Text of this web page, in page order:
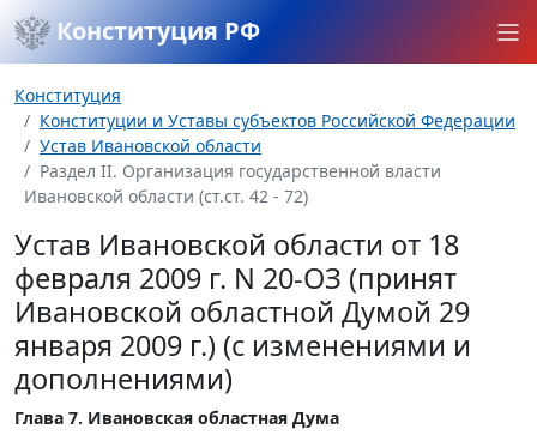
Конституция РФ
Конституция
Конституции и Уставы субъектов Российской Федерации
Устав Ивановской области
Раздел II. Организация государственной власти
Ивановской области (ст.ст. 42 - 72)
Устав Ивановской области от 18
февраля 2009 г. N 20-ОЗ (принят
Ивановской областной Думой 29
января 2009 г.) (с изменениями и
дополнениями)
Глава 7. Ивановская областная Дума